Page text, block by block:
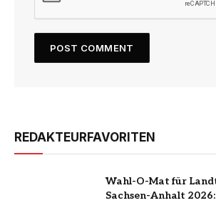
REDAKTEURFAVORITEN
Wahl-O-Mat für
Sachsen-Anhalt